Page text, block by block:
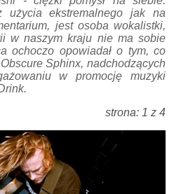
użycia ekstremalnego jak na
jest osoba wokalistki,
w naszym kraju nie ma sobie
ochoczo opowiadał o tym, co
Sphinx, nadchodzących
w promocję muzyki
strona: 1 z 4